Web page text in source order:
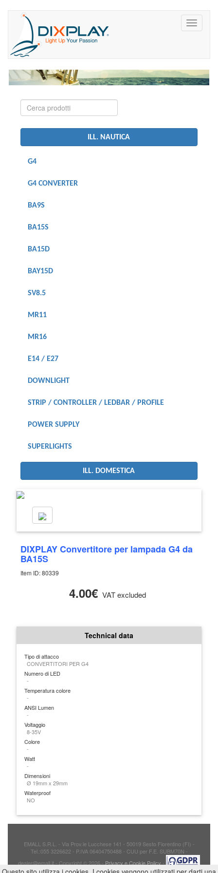
ILL. NAUTICA
G4
G4 CONVERTER
BA9S
BA15S
BA15D
BAY15D
SV8.5
MR11
MR16
E14 / E27
DOWNLIGHT
STRIP / CONTROLLER / LEDBAR / PROFILE
POWER SUPPLY
SUPERLIGHTS
ILL. DOMESTICA
DIXPLAY Convertitore per lampada G4 da
BA15S
Item ID: 80339
4.00€ VAT excluded
Technical data
Tipo di attacco
CONVERTITORI PER G4
Numero di LED
-
Temperatura colore
-
ANSI Lumen
-
Voltaggio
8-35V
Colore
-
Watt
-
Dimensioni
Ø 19mm x 29mm
Waterproof
NO
EMALL S.R.L. - Via Prov.le Lucchese 141 - 50019 Sesto Fiorentino (FI) -
Tel.:055 3226622 - P.IVA 06404750488 - CUU per F.E. SUBM70N -
dealer@emall.it - Copyright © 2026 - Privacy e Cookie Policy -